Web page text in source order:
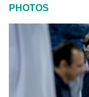
PHOTOS